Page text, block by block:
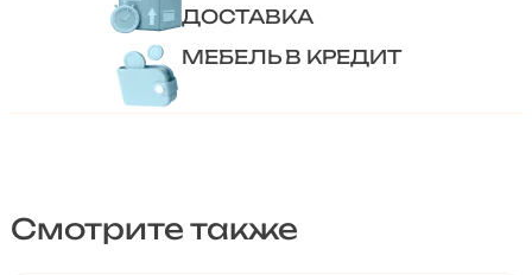
ДОСТАВКА
МЕБЕЛЬ В КРЕДИТ
Смотрите также